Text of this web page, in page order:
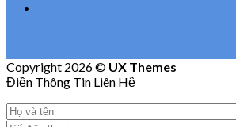
Copyright 2026 © UX Themes
Điền Thông Tin Liên Hệ